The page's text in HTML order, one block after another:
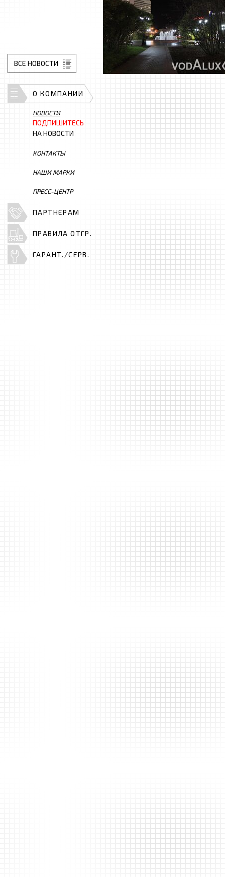
ВСЕ НОВОСТИ
О КОМПАНИИ
НОВОСТИ
ПОДПИШИТЕСЬ
НА НОВОСТИ
КОНТАКТЫ
НАШИ МАРКИ
ПРЕСС-ЦЕНТР
ПАРТНЕРАМ
ПРАВИЛА ОТГР.
ГАРАНТ./СЕРВ.